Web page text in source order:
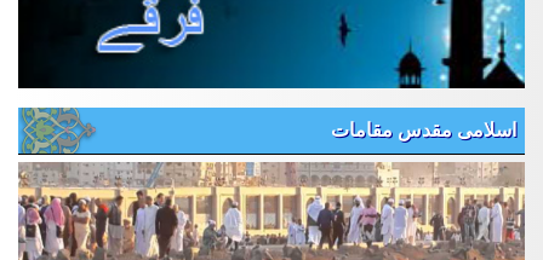
اسلامی مقدس مقامات